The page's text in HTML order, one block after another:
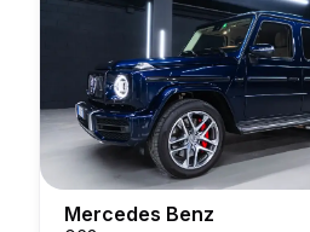
Mercedes Benz